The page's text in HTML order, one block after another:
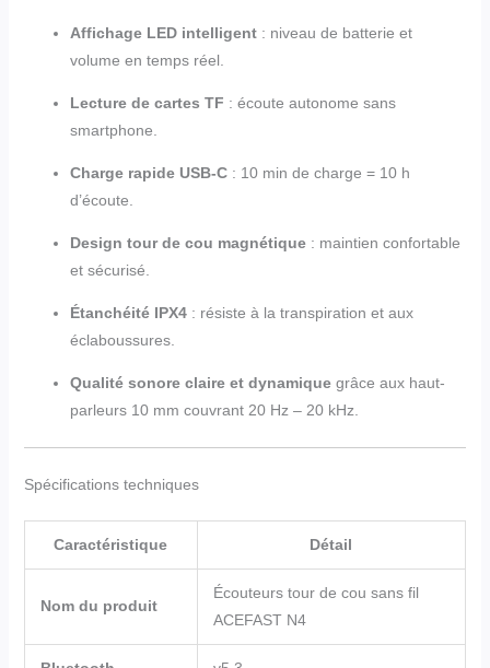
Affichage LED intelligent: niveau de batterie et
volume en temps réel.
Lecture de cartes TF : écoute autonome sans
smartphone.
Charge rapide USB-C: 10 min de charge = 10 h
d’écoute.
Design tour de cou magnétique: maintien confortable
et sécurisé.
Étanchéité IPX4: résiste à la transpiration et aux
éclaboussures.
Qualité sonore claire et dynamiquegrâce aux haut-
parleurs 10 mm couvrant 20 Hz – 20 kHz.
Spécifications techniques
Caractéristique Détail
Nom du produit
Écouteurs tour de cou sans fil
ACEFAST N4